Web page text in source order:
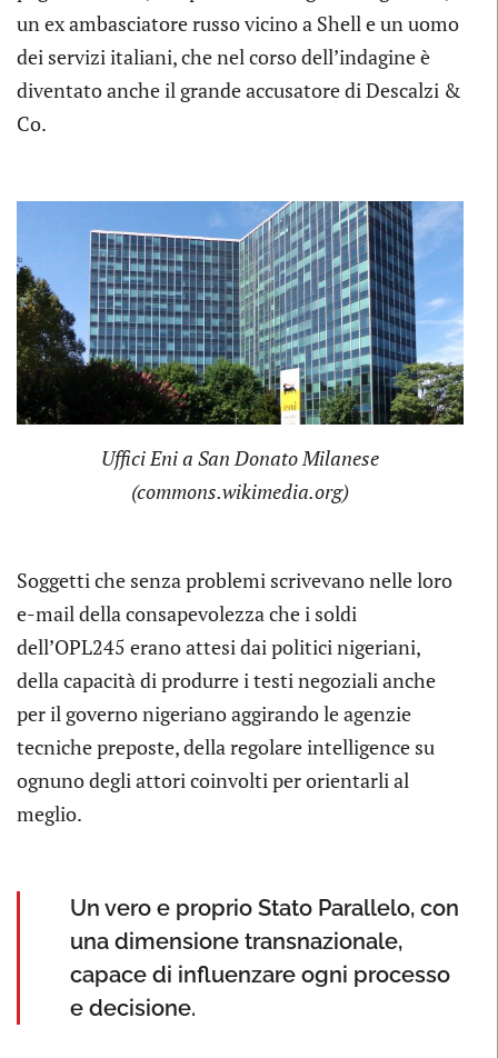
un ex ambasciatore russo vicino a Shell e un uomo
dei servizi italiani, che nel corso dell’indagine è
diventato anche il grande accusatore di Descalzi &
Co.
Uffici Eni a San Donato Milanese
(commons.wikimedia.org)
Soggetti che senza problemi scrivevano nelle loro
e-mail della consapevolezza che i soldi
dell’OPL245 erano attesi dai politici nigeriani,
della capacità di produrre i testi negoziali anche
per il governo nigeriano aggirando le agenzie
tecniche preposte, della regolare intelligence su
ognuno degli attori coinvolti per orientarli al
meglio.
Un vero e proprio Stato Parallelo, con
una dimensione transnazionale,
capace di influenzare ogni processo
e decisione.